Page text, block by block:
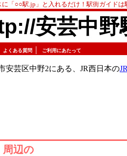
に「○○駅.jp」と入れるだけ！駅街ガイド
安芸中野
よくある質問 ご利用にあたって
安芸区中野2にある、JR西日本の
周辺の